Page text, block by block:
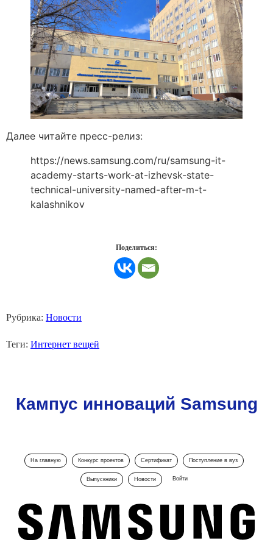
Далее читайте пресс-релиз:
https://news.samsung.com/ru/samsung-it-
academy-starts-work-at-izhevsk-state-
technical-university-named-after-m-t-
kalashnikov
Поделиться:
Рубрика: Новости
Теги: Интернет вещей
Кампус инноваций Samsung
На главную Конкурс проектов Сертификат Поступление в вуз
Выпускники Новости Войти